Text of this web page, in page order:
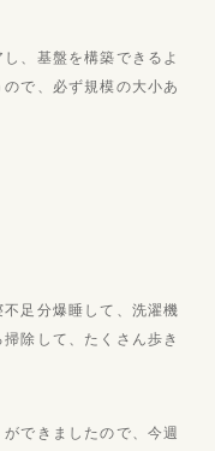
、基盤を構築できるよ
で、必ず規模の大小あ
足分爆睡して、洗濯機
除して、たくさん歩き
できましたので、今週